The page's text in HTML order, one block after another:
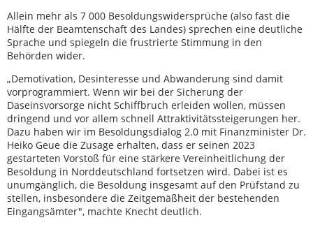
Allein mehr als 7 000 Besoldungswidersprüche (also fast die
Hälfte der Beamtenschaft des Landes) sprechen eine deutliche
Sprache und spiegeln die frustrierte Stimmung in den
Behörden wider.
„Demotivation, Desinteresse und Abwanderung sind damit
vorprogrammiert. Wenn wir bei der Sicherung der
Daseinsvorsorge nicht Schiffbruch erleiden wollen, müssen
dringend und vor allem schnell Attraktivitätssteigerungen her.
Dazu haben wir im Besoldungsdialog 2.0 mit Finanzminister Dr.
Heiko Geue die Zusage erhalten, dass er seinen 2023
gestarteten Vorstoß für eine stärkere Vereinheitlichung der
Besoldung in Norddeutschland fortsetzen wird. Dabei ist es
unumgänglich, die Besoldung insgesamt auf den Prüfstand zu
stellen, insbesondere die Zeitgemäßheit der bestehenden
Eingangsämter", machte Knecht deutlich.